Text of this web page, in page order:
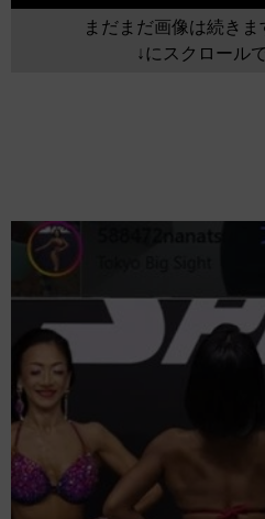
まだまだ画像は続きま
↓にスクロール